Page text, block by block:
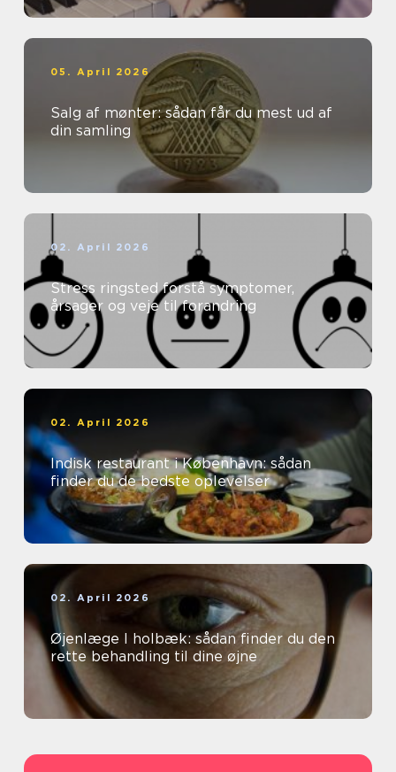
05. April 2026
Salg af mønter: sådan får du mest ud af
din samling
02. April 2026
Stress ringsted forstå symptomer,
årsager og veje til forandring
02. April 2026
Indisk restaurant i København: sådan
finder du de bedste oplevelser
02. April 2026
Øjenlæge I holbæk: sådan finder du den
rette behandling til dine øjne